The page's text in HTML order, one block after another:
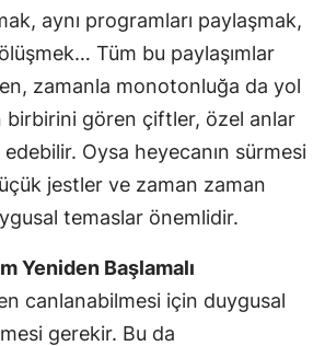
aynı programları paylaşmak,
Tüm bu paylaşımlar
zamanla monotonluğa da yol
birbirini gören çiftler, özel anlar
Oysa heyecanın sürmesi
jestler ve zaman zaman
temaslar önemlidir.
Yeniden Başlamalı
canlanabilmesi için duygusal
gerekir. Bu da